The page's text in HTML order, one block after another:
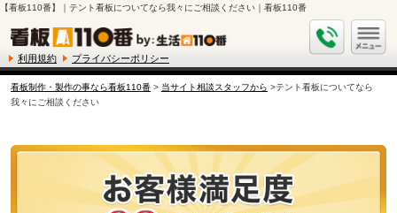
【看板110番】｜テント看板についてなら我々にご相談ください｜看板110番
利用規約 プライバシーポリシー
看板制作・製作の事なら看板110番> 当サイト相談スタッフから >テント看板についてなら
我々にご相談ください